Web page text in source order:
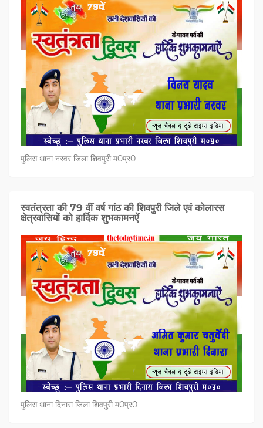
पुलिस थाना नरवर जिला शिवपुरी म0प्र0
स्वतंत्रता की 79 वीं वर्ष गांठ की शिवपुरी जिले एवं कोलारस
क्षेत्रवासियों को हार्दिक शुभकामनऐं
पुलिस थाना दिनारा जिला शिवपुरी म0प्र0